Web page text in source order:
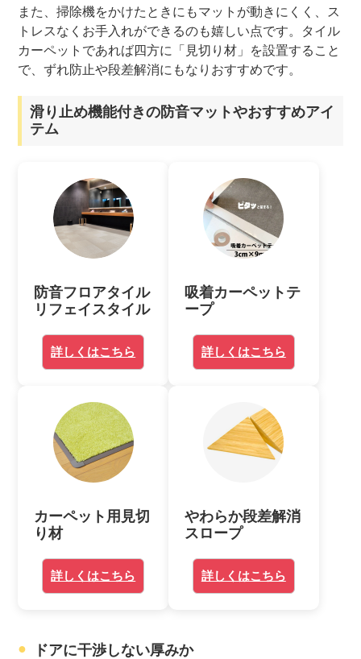
また、掃除機をかけたときにもマットが動きにくく、ス
トレスなくお手入れができるのも嬉しい点です。タイル
カーペットであれば四方に「見切り材」を設置すること
で、ずれ防止や段差解消にもなりおすすめです。
滑り止め機能付きの防音マットやおすすめアイ
テム
防音フロアタイル
リフェイスタイル
詳しくはこちら
吸着カーペットテ
ープ
詳しくはこちら
カーペット用見切
り材
詳しくはこちら
やわらか段差解消
スロープ
詳しくはこちら
ドアに干渉しない厚みか